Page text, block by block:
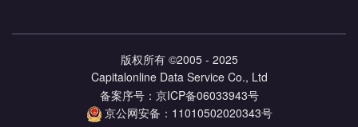
版权所有 ©2005 - 2025
Capitalonline Data Service Co., Ltd
备案序号：京ICP备06033943号
京公网安备：11010502020343号